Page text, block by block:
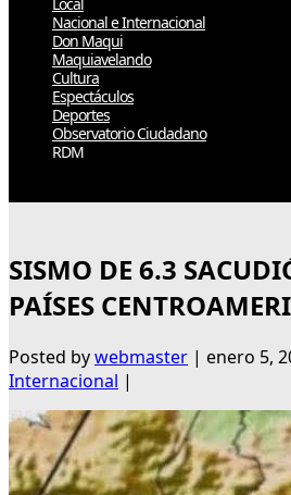
Nacional e Internacional
Don Maqui
Maquiavelando
Cultura
Espectáculos
Deportes
Observatorio Ciudadano
RDM
SISMO DE 6.3
PAÍSES
Posted bywebmaster | enero 5,
Internacional |